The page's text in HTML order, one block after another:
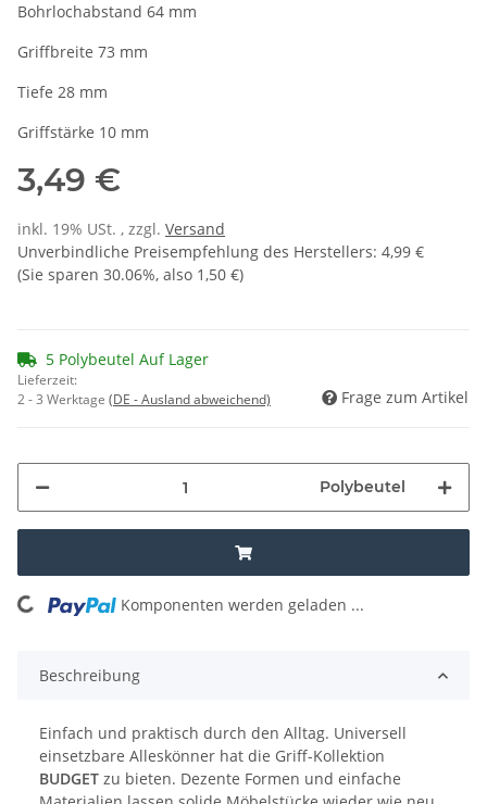
Bohrlochabstand 64 mm
Griffbreite 73 mm
Tiefe 28 mm
Griffstärke 10 mm
3,49 €
inkl. 19% USt. , zzgl. Versand
Unverbindliche Preisempfehlung des Herstellers: 4,99 €
(Sie sparen 30.06%, also 1,50 €)
5 Polybeutel Auf Lager
Lieferzeit:
2 - 3 Werktage (DE - Ausland abweichend) Frage zum Artikel
Polybeutel
Loading... Komponenten werden geladen ...
Beschreibung
Einfach und praktisch durch den Alltag. Universell
einsetzbare Alleskönner hat die Griff-Kollektion
BUDGET zu bieten. Dezente Formen und einfache